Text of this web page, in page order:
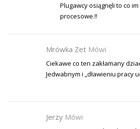
Plugawcy osiągnęli to co
procesowe.!!
Mrówka Zet Mówi
Ciekawe co ten zakłamany
Jedwabnym i „dławieniu pracy
Jerzy Mówi